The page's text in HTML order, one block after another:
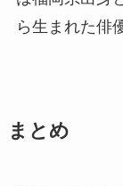
ら生まれた俳
まとめ